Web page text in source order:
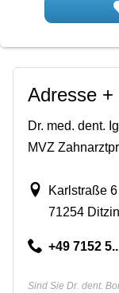
Adresse +
Dr. med. dent.
MVZ
Karlstraße 6
71254
+49 7152
Sind Sie Dr. dent.